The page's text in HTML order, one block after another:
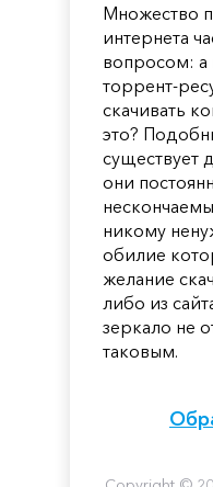
Множество
интернета
вопросом: а
торрент-
скачивать
это?
существует
они
никому
обилие
желание
либо из
зеркало не
таковым.